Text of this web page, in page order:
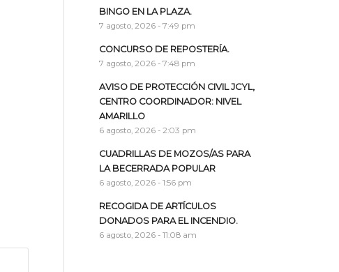
BINGO EN LA PLAZA.
7 agosto, 2026 - 7:49 pm
CONCURSO DE REPOSTERÍA.
7 agosto, 2026 - 7:48 pm
AVISO DE PROTECCIÓN CIVIL JCYL,
CENTRO COORDINADOR: NIVEL
AMARILLO
6 agosto, 2026 - 2:03 pm
CUADRILLAS DE MOZOS/AS PARA
LA BECERRADA POPULAR
6 agosto, 2026 - 1:56 pm
RECOGIDA DE ARTÍCULOS
DONADOS PARA EL INCENDIO.
6 agosto, 2026 - 11:08 am